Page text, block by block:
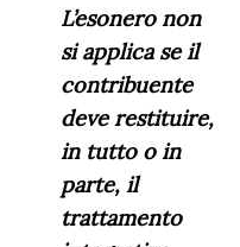
L’esonero non
si applica se il
contribuente
deve restituire,
in tutto o in
parte, il
trattamento